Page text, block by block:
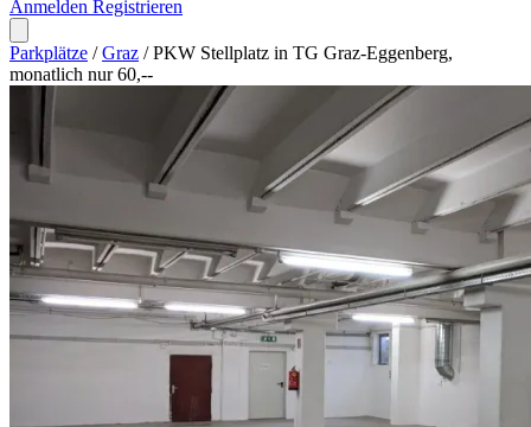
Anmelden Registrieren
Parkplätze / Graz / PKW Stellplatz in TG Graz-Eggenberg,
monatlich nur 60,--